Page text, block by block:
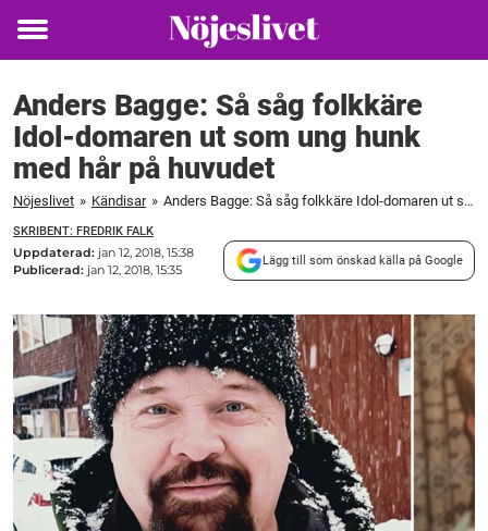
Toggle
Anders Bagge: Så såg folkkäre
Idol-domaren ut som ung hunk
med hår på huvudet
Nöjeslivet » Kändisar » Anders Bagge: Så såg folkkäre Idol-domaren ut som ung hunk med hår på huvudet
SKRIBENT: FREDRIK FALK
Uppdaterad: jan 12, 2018, 15:38
Publicerad: jan 12, 2018, 15:35
Lägg till som önskad källa på Google